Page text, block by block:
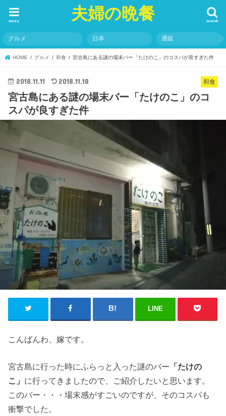
夫婦の晩餐 search
menu
グルメ 日本 通販
HOME グルメ 和食 宮古島にある謎の場末バー「たけのこ」のコスパが良すぎた件
和食
2018.11.11 2018.11.18
宮古島にある謎の場末バー「たけのこ」のコ
スパが良すぎた件
LINE
こんばんわ、嫁です。
宮古島に行った時にふらっと入った謎のバー 「たけの
こ」 に行ってきましたので、ご紹介したいと思います。
このバー・・・場末感がすごいのですが、そのコスパも
衝撃でした。